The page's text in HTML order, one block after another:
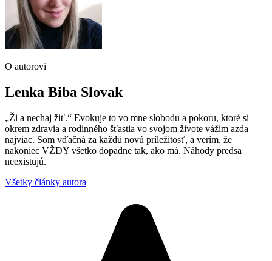
O autorovi
Lenka Biba Slovak
„Ži a nechaj žiť.“ Evokuje to vo mne slobodu a pokoru, ktoré si
okrem zdravia a rodinného šťastia vo svojom živote vážim azda
najviac. Som vďačná za každú novú príležitosť, a verím, že
nakoniec VŽDY všetko dopadne tak, ako má. Náhody predsa
neexistujú.
Všetky články autora